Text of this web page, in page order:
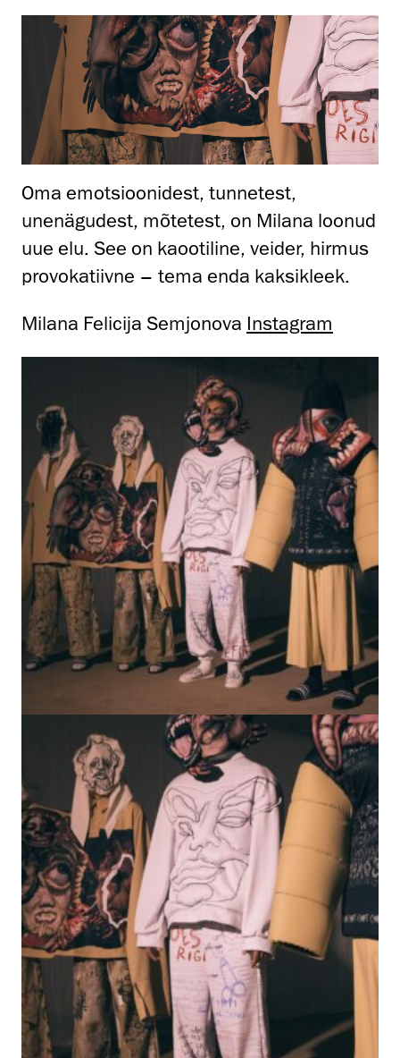
Oma emotsioonidest, tunnetest,
unenägudest, mõtetest, on Milana loonud
uue elu. See on kaootiline, veider, hirmus
provokatiivne – tema enda kaksikleek.
Milana Felicija Semjonova Instagram